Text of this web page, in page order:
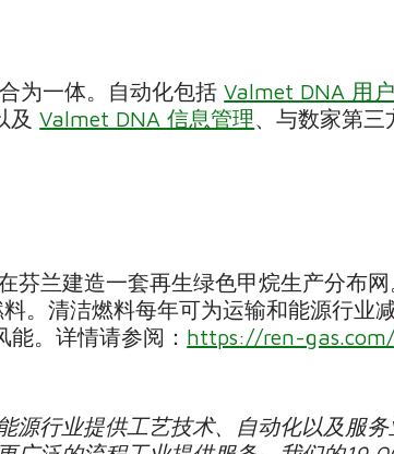
为一体。自动化包括Valmet DNA 用
及Valmet DNA 信息管理 、与数家第
芬兰建造一套再生绿色甲烷生产分布网
。清洁燃料每年可为运输和能源行业
。详情请参阅： https://ren-
源行业提供工艺技术、自动化以及服务